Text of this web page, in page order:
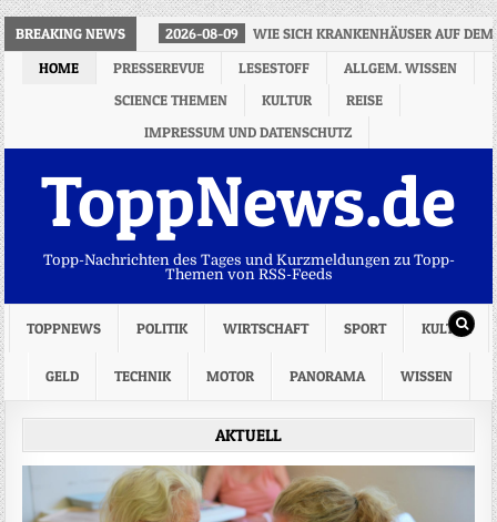
BREAKING NEWS 2026-08-09
WIE SICH KRANKENHÄUSER AUF
HOME
PRESSEREVUE LESESTOFF
ALLGEM. WISSEN
SCIENCE THEMEN
KULTUR
REISE
IMPRESSUM UND DATENSCHUTZ
ToppNews.de
Topp-Nachrichten des Tages und Kurzmeldungen zu Topp-
Themen von RSS-Feeds
TOPPNEWS POLITIK WIRTSCHAFT SPORT KULTUR
GELD TECHNIK MOTOR PANORAMA WISSEN
AKTUELL